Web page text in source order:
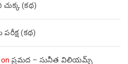
చుక్క (కథ)
(క‌థ‌)
onప్రమద – సునీత విలియమ్స్